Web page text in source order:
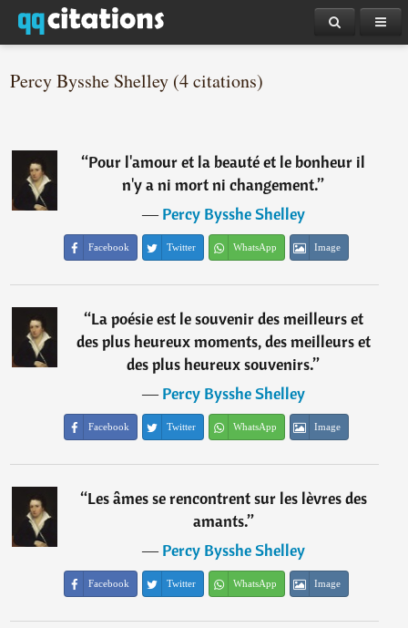
Percy Bysshe Shelley (4 citations)
“Pour l'amour et la beauté et le bonheur il
n'y a ni mort ni changement.”
―Percy Bysshe Shelley
Facebook Twitter WhatsApp Image
“La poésie est le souvenir des meilleurs et
des plus heureux moments, des meilleurs et
des plus heureux souvenirs.”
―Percy Bysshe Shelley
Facebook Twitter WhatsApp Image
“Les âmes se rencontrent sur les lèvres des
amants.”
―Percy Bysshe Shelley
Facebook Twitter WhatsApp Image